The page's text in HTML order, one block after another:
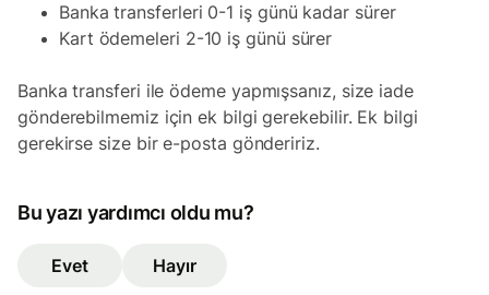
Banka transferleri 0-1 iş günü kadar sürer
Kart ödemeleri 2-10 iş günü sürer
Banka transferi ile ödeme yapmışsanız, size iade
gönderebilmemiz için ek bilgi gerekebilir. Ek bilgi
gerekirse size bir e-posta göndeririz.
Bu yazı yardımcı oldu mu?
Evet Hayır